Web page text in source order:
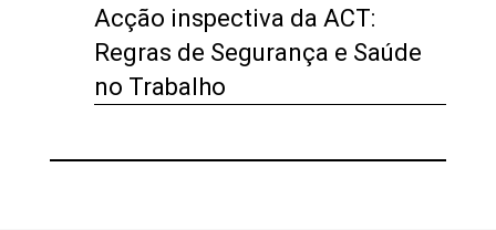
Acção inspectiva da ACT:
Regras de Segurança e Saúde
no Trabalho